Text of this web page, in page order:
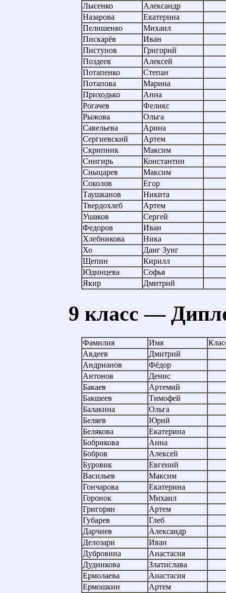
Лысенко
Александр
Назарова
Екатерина
Пелишенко
Михаил
Пискарёв
Иван
Пистунов
Григорий
Поздеев
Алексей
Потапенко
Степан
Потапова
Марина
Приходько
Анна
Рогачев
Феликс
Рыжова
Ольга
Савельева
Арина
Сергиевский
Артем
Скрипник
Максим
Снигирь
Константин
Сныцарев
Максим
Соколов
Егор
Таушканов
Никита
Твердохлеб
Артем
Ушаков
Сергей
Федоров
Иван
Хлебникова
Ника
Хо
Данг Зунг
Щепин
Кирилл
Юдинцева
Софья
Якир
Дмитрий
9 класс —
Фамилия Имя
Авдеев
Дмитрий
Андрианов
Фёдор
Антонов
Денис
Бакаев
Артемий
Бакшеев
Тимофей
Балакина
Ольга
Беляев
Юрий
Белякова
Екатерина
Бобрикова
Анна
Бобров
Алексей
Буровик
Евгений
Васильев
Максим
Гончарова
Екатерина
Горонок
Михаил
Григорян
Артем
Губарев
Глеб
Дарчиев
Александр
Делозари
Иван
Дубровина
Анастасия
Дудникова
Златислава
Ермолаева
Анастасия
Ермошкин
Артем